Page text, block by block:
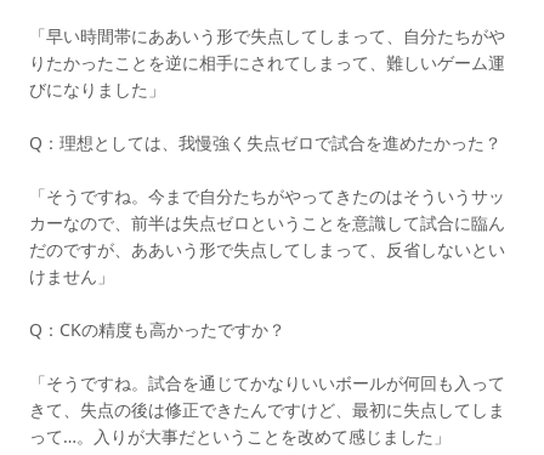
「早い時間帯にああいう形で失点してしまって、自分たちがや
りたかったことを逆に相手にされてしまって、難しいゲーム運
びになりました」
Q：理想としては、我慢強く失点ゼロで試合を進めたかった？
「そうですね。今まで自分たちがやってきたのはそういうサッ
カーなので、前半は失点ゼロということを意識して試合に臨ん
だのですが、ああいう形で失点してしまって、反省しないとい
けません」
Q：CKの精度も高かったですか？
「そうですね。試合を通じてかなりいいボールが何回も入って
きて、失点の後は修正できたんですけど、最初に失点してしま
って…。入りが大事だということを改めて感じました」